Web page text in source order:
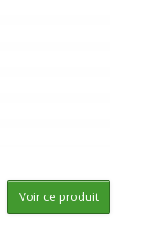
Voir ce produit